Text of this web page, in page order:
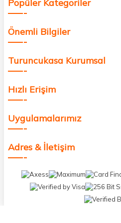
Popüler Kategoriler
Önemli Bilgiler
Turuncukasa Kurumsal
Hızlı Erişim
Uygulamalarımız
Adres & İletişim